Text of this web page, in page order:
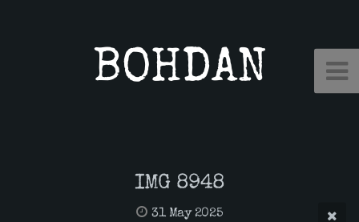
BOHDAN
IMG 8948
31 May 2025